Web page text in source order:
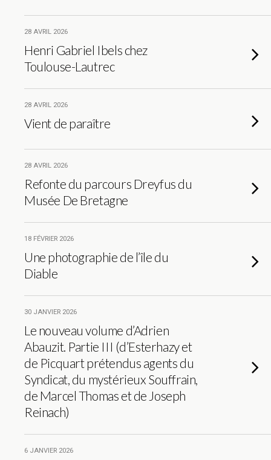
28 AVRIL 2026
Henri Gabriel Ibels chez
Toulouse-Lautrec
28 AVRIL 2026
Vient de paraître
28 AVRIL 2026
Refonte du parcours Dreyfus du
Musée De Bretagne
18 FÉVRIER 2026
Une photographie de l’île du
Diable
30 JANVIER 2026
Le nouveau volume d’Adrien
Abauzit. Partie III (d’Esterhazy et
de Picquart prétendus agents du
Syndicat, du mystérieux Souffrain,
de Marcel Thomas et de Joseph
Reinach)
6 JANVIER 2026